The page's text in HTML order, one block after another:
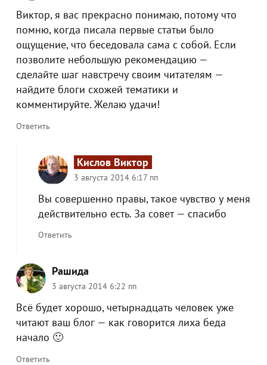
Виктор, я вас прекрасно понимаю, потому что
помню, когда писала первые статьи было
ощущение, что беседовала сама с собой. Если
позволите небольшую рекомендацию —
сделайте шаг навстречу своим читателям —
найдите блоги схожей тематики и
комментируйте. Желаю удачи!
Ответить
Кислов Виктор
3 августа 2014 6:17 пп
Вы совершенно правы, такое чувство у меня
действительно есть. За совет — спасибо
Ответить
Рашида
3 августа 2014 6:22 пп
Всё будет хорошо, четырнадцать человек уже
читают ваш блог — как говорится лиха беда
начало 🙂
Ответить